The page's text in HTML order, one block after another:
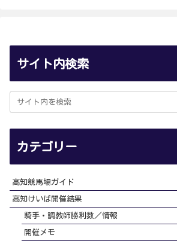
サイト内検索
カテゴリー
高知競馬場ガイド
高知けいば開催結果
騎手・調教師勝利数／情報
開催メモ